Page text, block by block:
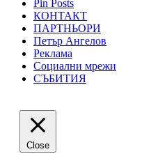
Pin Posts
КОНТАКТ
ПАРТНЬОРИ
Петър Ангелов
Реклама
Социални мрежи
СЪБИТИЯ
Close